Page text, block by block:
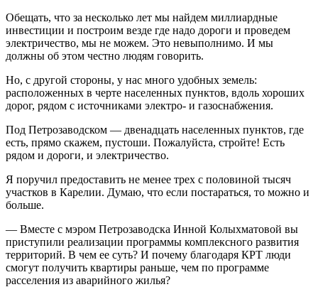
Обещать, что за несколько лет мы найдем миллиардные
инвестиции и построим везде где надо дороги и проведем
электричество, мы не можем. Это невыполнимо. И мы
должны об этом честно людям говорить.
Но, с другой стороны, у нас много удобных земель:
расположенных в черте населенных пунктов, вдоль хороших
дорог, рядом с источниками электро- и газоснабжения.
Под Петрозаводском — двенадцать населенных пунктов, где
есть, прямо скажем, пустоши. Пожалуйста, стройте! Есть
рядом и дороги, и электричество.
Я поручил предоставить не менее трех с половиной тысяч
участков в Карелии. Думаю, что если постараться, то можно и
больше.
— Вместе с мэром Петрозаводска Инной Колыхматовой вы
приступили реализации программы комплексного развития
территорий. В чем ее суть? И почему благодаря КРТ люди
смогут получить квартиры раньше, чем по программе
расселения из аварийного жилья?